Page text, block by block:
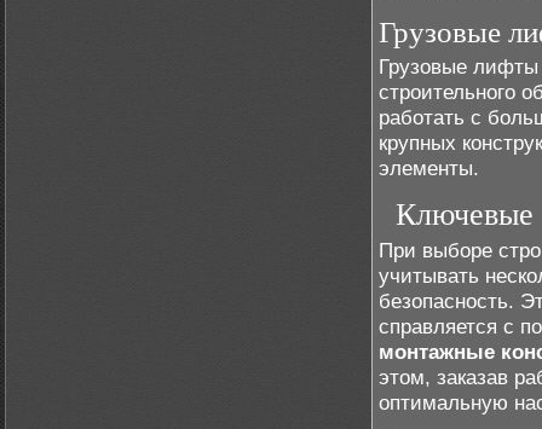
Грузовые
Грузовые
строительного
работать с
крупных
элементы.
Ключевые
При выборе
учитывать
безопасность.
справляется с
монтажные
этом, заказав
оптимальную